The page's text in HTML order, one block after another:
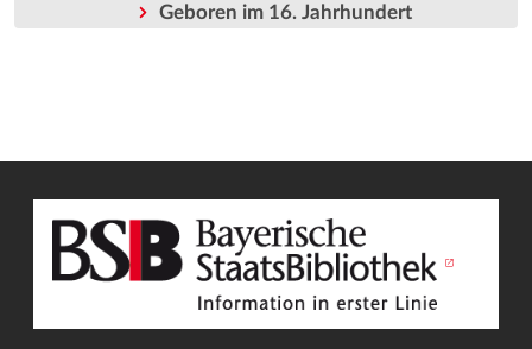
Geboren im 16. Jahrhundert